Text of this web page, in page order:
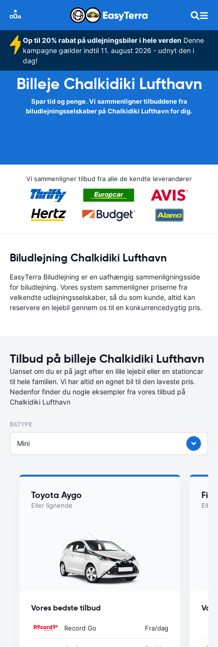
Op til 20% rabat på udlejningsbiler i hele verden Denne
kampagne gælder indtil 11. august 2026 - udnyt den i
dag!
Billeje Chalkidiki Lufthavn
Spar tid og penge. Vi sammenligner tilbuddene fra
biludlejningsselskaber på Chalkidiki Lufthavn for dig.
Vi sammenligner tilbud fra alle de kendte leverandører
Biludlejning Chalkidiki Lufthavn
EasyTerra Biludlejning er en uafhængig sammenligningsside
for biludlejning. Vores system sammenligner priserne fra
velkendte udlejningsselskaber, så du som kunde, altid kan
reservere en lejebil gennem os til en konkurrencedygtig pris.
Tilbud på billeje Chalkidiki Lufthavn
Uanset om du er på jagt efter en lille lejebil eller en stationcar
til hele familien. Vi har altid en egnet bil til den laveste pris.
Nedenfor finder du nogle eksempler fra vores tilbud på
Chalkidiki Lufthavn
BILTYPE
Mini
Toyota Aygo
Eller lignende
Vores bedste tilbud
Record Go Fra/dag
Eller